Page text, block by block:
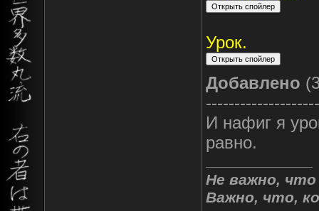
Урок.
Добавлено
И нафиг я
равно.
Не важно, что
Важно, что,